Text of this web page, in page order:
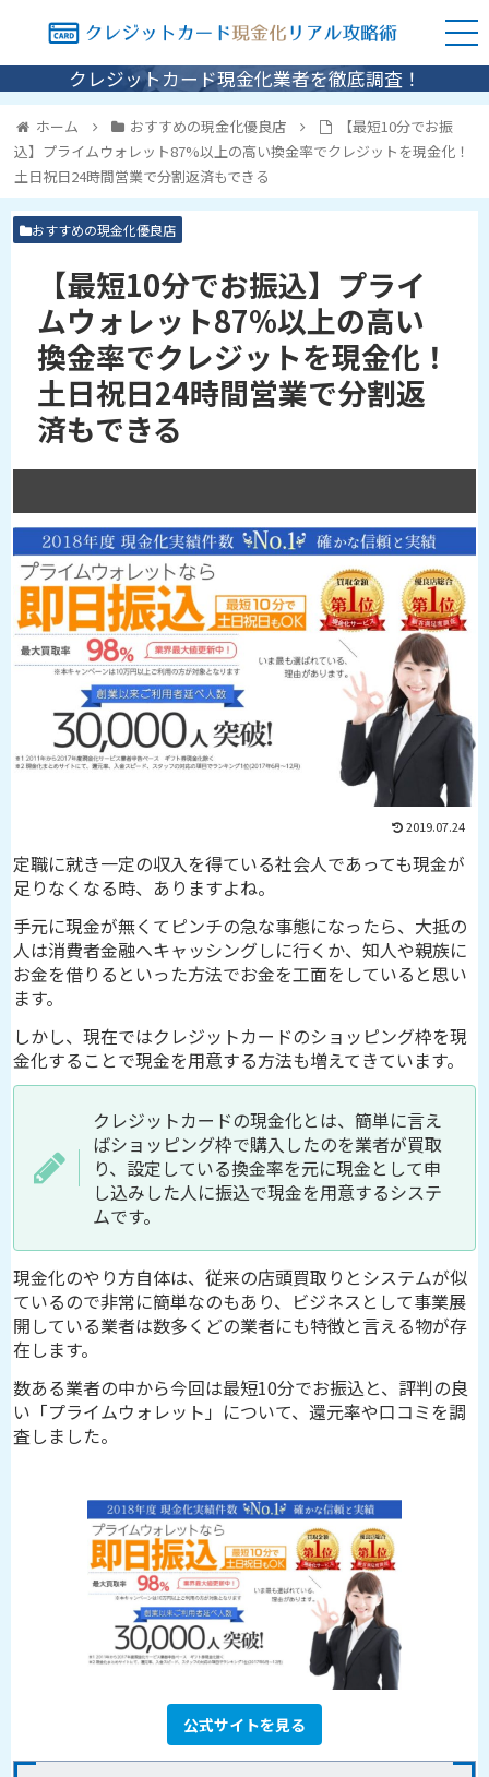
クレジットカード現金化業者を徹底調査！
ホーム おすすめの現金化優良店
【最短10分でお振
込】プライムウォレット87%以上の高い換金率でクレジットを現金化！
土日祝日24時間営業で分割返済もできる
おすすめの現金化優良店
【最短10分でお振込】プライ
ムウォレット87%以上の高い
換金率でクレジットを現金化！
土日祝日24時間営業で分割返
済もできる
2019.07.24
定職に就き一定の収入を得ている社会人であっても現金が
足りなくなる時、ありますよね。
手元に現金が無くてピンチの急な事態になったら、大抵の
人は消費者金融へキャッシングしに行くか、知人や親族に
お金を借りるといった方法でお金を工面をしていると思い
ます。
しかし、現在ではクレジットカードのショッピング枠を現
金化することで現金を用意する方法も増えてきています。
クレジットカードの現金化とは、簡単に言え
ばショッピング枠で購入したのを業者が買取
り、設定している換金率を元に現金として申
し込みした人に振込で現金を用意するシステ
ムです。
現金化のやり方自体は、従来の店頭買取りとシステムが似
ているので非常に簡単なのもあり、ビジネスとして事業展
開している業者は数多くどの業者にも特徴と言える物が存
在します。
数ある業者の中から今回は最短10分でお振込と、評判の良
い「プライムウォレット」について、還元率や口コミを調
査しました。
公式サイトを見る